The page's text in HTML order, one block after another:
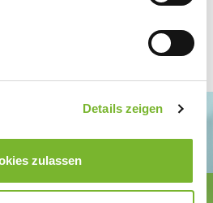
Details zeigen
zulassen